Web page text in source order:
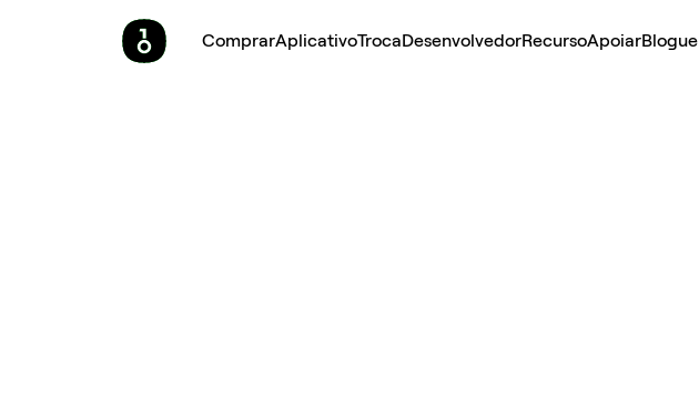
ComprarAplicativoTrocaDesenvolvedorRecursoApoiarBlogue